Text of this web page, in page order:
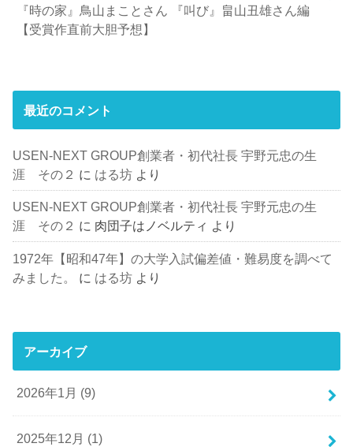
『時の家』鳥山まことさん 『叫び』畠山丑雄さん編
【受賞作直前大胆予想】
最近のコメント
USEN-NEXT GROUP創業者・初代社長 宇野元忠の生
涯 その２ に はる坊 より
USEN-NEXT GROUP創業者・初代社長 宇野元忠の生
涯 その２ に 肉団子はノベルティ より
1972年【昭和47年】の大学入試偏差値・難易度を調べて
みました。
に はる坊 より
アーカイブ
2026年1月 (9)
2025年12月 (1)